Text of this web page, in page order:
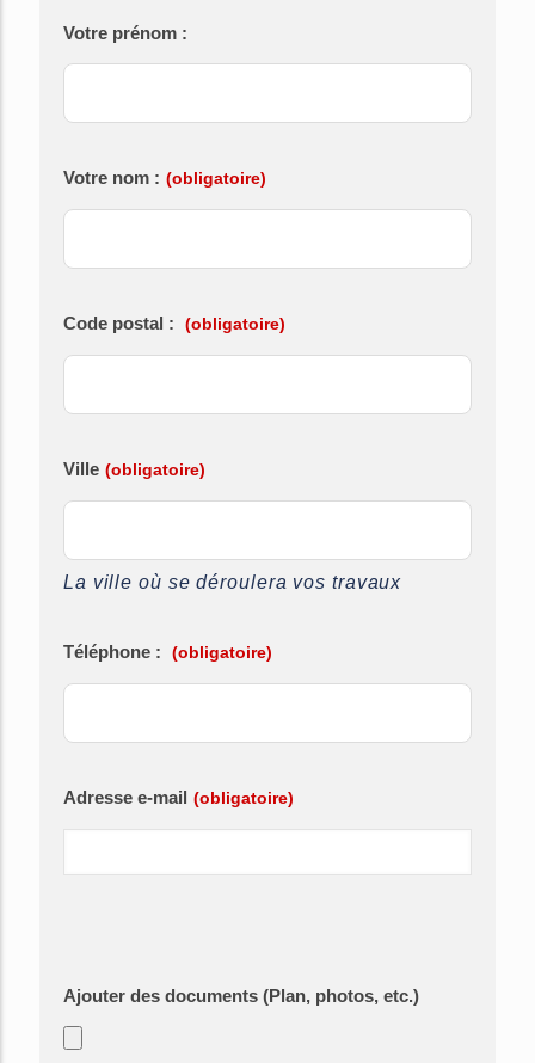
Votre prénom :
Votre nom : (obligatoire)
Code postal : (obligatoire)
Ville (obligatoire)
La ville où se déroulera vos travaux
Téléphone : (obligatoire)
Adresse e-mail (obligatoire)
Ajouter des documents (Plan, photos, etc.)